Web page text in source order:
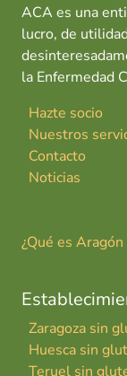
ACA es una
lucro, de
la Enfermedad
Hazte socio
Nuestros
Contacto
Noticias
¿Qué es
Zaragoza sin
Huesca sin
Teruel sin